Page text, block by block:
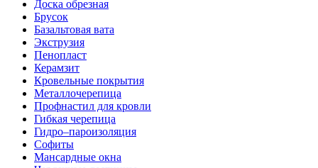
Доска обрезная
Брусок
Базальтовая вата
Экструзия
Пенопласт
Керамзит
Кровельные покрытия
Металлочерепица
Профнастил для кровли
Гибкая черепица
Гидро–пароизоляция
Софиты
Мансардные окна